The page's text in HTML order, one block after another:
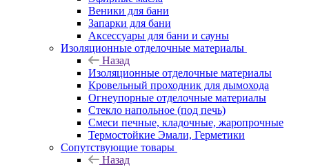
Веники для бани
Запарки для бани
Аксессуары для бани и сауны
Изоляционные отделочные материалы
Назад
Изоляционные отделочные материалы
Кровельный проходник для дымохода
Огнеупорные отделочные материалы
Стекло напольное (под печь)
Смеси печные, кладочные, жаропрочные
Термостойкие Эмали, Герметики
Сопутствующие товары
Назад